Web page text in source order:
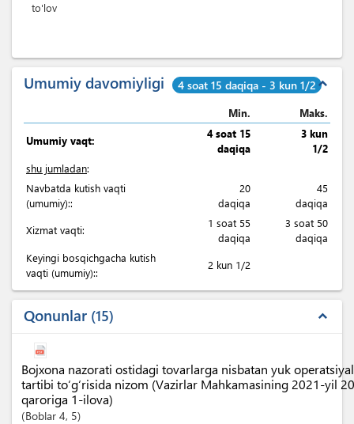
to'lov
Umumiy davomiyligi 4 soat 15 daqiqa - 3 kun 1/2expand_less
Min. Maks.
Umumiy vaqt:
4 soat 15
daqiqa
3 kun
1/2
shu jumladan:
Navbatda kutish vaqti
(umumiy)::
20
daqiqa
45
daqiqa
Xizmat vaqti:
1 soat 55
daqiqa
3 soat 50
daqiqa
Keyingi bosqichgacha kutish
vaqti (umumiy)::
2 kun 1/2
Qonunlar 15 expand_less
Bojxona nazorati ostidagi tovarlarga nisbatan yuk
tartibi to‘g‘risida nizom (Vazirlar Mahkamasining 2021-yil
qaroriga 1-ilova)
Boblar 4, 5